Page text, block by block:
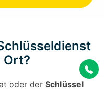
Ort?
oder der Schlüssel